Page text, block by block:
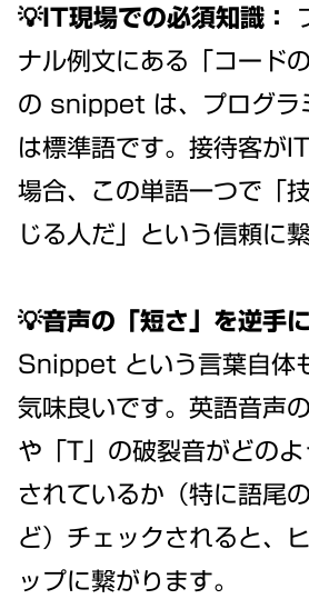
💡IT現場での必須知識：
ナル例文にある「コード
の snippet は、プログラ
は標準語です。接待客が
場合、この単語一つで「
じる人だ」という信頼に
💡音声の「短さ」を逆手に
Snippet という言葉自体
気味良いです。英語音声
や「T」の破裂音がどの
されているか（特に語尾
ど）チェックされると、
ップに繋がります。